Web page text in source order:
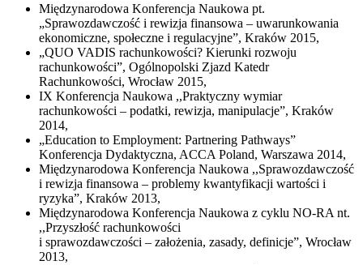
Międzynarodowa Konferencja Naukowa pt.
„Sprawozdawczość i rewizja finansowa – uwarunkowania
ekonomiczne, społeczne i regulacyjne”, Kraków 2015,
„QUO VADIS rachunkowości? Kierunki rozwoju
rachunkowości”, Ogólnopolski Zjazd Katedr
Rachunkowości, Wrocław 2015,
IX Konferencja Naukowa ,,Praktyczny wymiar
rachunkowości – podatki, rewizja, manipulacje”, Kraków
2014,
„Education to Employment: Partnering Pathways”
Konferencja Dydaktyczna, ACCA Poland, Warszawa 2014,
Międzynarodowa Konferencja Naukowa ,,Sprawozdawczość
i rewizja finansowa – problemy kwantyfikacji wartości i
ryzyka”, Kraków 2013,
Międzynarodowa Konferencja Naukowa z cyklu NO-RA nt.
,,Przyszłość rachunkowości
i sprawozdawczości – założenia, zasady, definicje”, Wrocław
2013,